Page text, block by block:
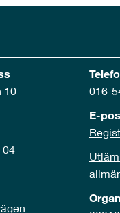
10
04
016-
E-